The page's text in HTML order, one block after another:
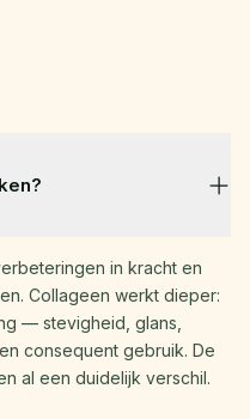
in kracht en
Collageen werkt dieper:
— stevigheid, glans,
consequent gebruik. De
al een duidelijk verschil.